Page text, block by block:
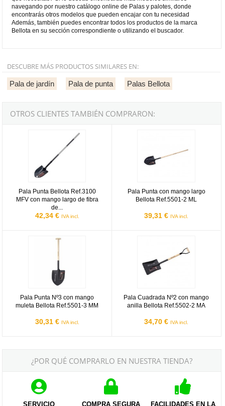
navegando por nuestro catálogo online de Palas y palotes, donde
encontrarás otros modelos que pueden encajar con tu necesidad
Además, también puedes encontrar todos los productos de la marca
Bellota en su sección correspondiente o utilizando el buscador.
DESCUBRE MÁS PRODUCTOS SIMILARES EN:
Pala de jardín Pala de punta Palas Bellota
OTROS CLIENTES TAMBIÉN COMPRARON:
Pala Punta Bellota Ref.3100
MFV con mango largo de fibra
de...
42,34 € IVA incl.
Pala Punta con mango largo
Bellota Ref.5501-2 ML
39,31 € IVA incl.
Pala Punta Nº3 con mango
muleta Bellota Ref.5501-3 MM
30,31 € IVA incl.
Pala Punta Nº3 con mango muleta Bellota Ref.5501-3 MM
Pala Cuadrada Nº2 con mango
anilla Bellota Ref.5502-2 MA
34,70 € IVA incl.
¿POR QUÉ COMPRARLO EN NUESTRA TIENDA?
SERVICIO
COMPRA SEGURA
FACILIDADES EN LA